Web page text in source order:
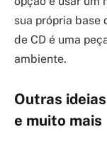
sua própria base
de CD é uma
ambiente.
Outras
e muito mais